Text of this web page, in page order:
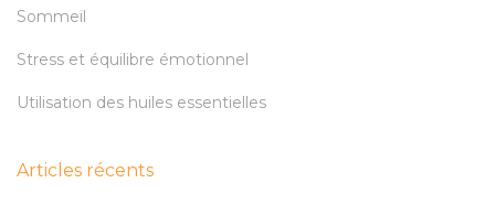
Sommeil
Stress et équilibre émotionnel
Utilisation des huiles essentielles
Articles récents